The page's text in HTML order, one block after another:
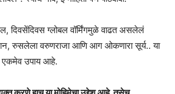
दिवसेंदिवस ग्लोबल वॉर्मिंगमुळे वाढत असलेलं
रुसलेला वरुणराजा आणि आग ओकणारा सूर्य.. या
एकमेव उपाय आहे.